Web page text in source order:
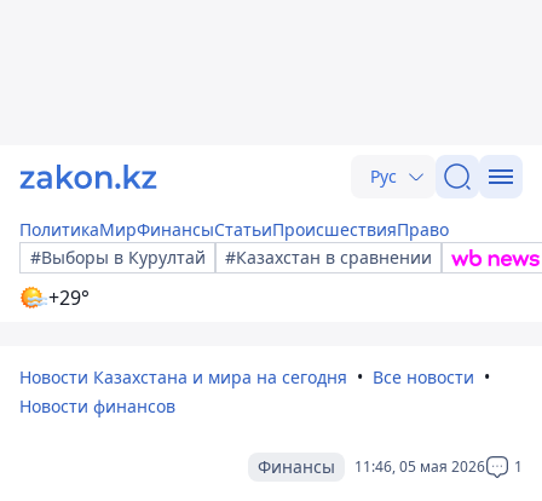
Рус
ПолитикаМирФинансыСтатьиПроисшествияПраво
#Выборы в Курултай
#Казахстан в сравнении
+29°
Новости Казахстана и мира на сегодня
Все новости
Новости финансов
11:46, 05 мая 2026 1
Финансы